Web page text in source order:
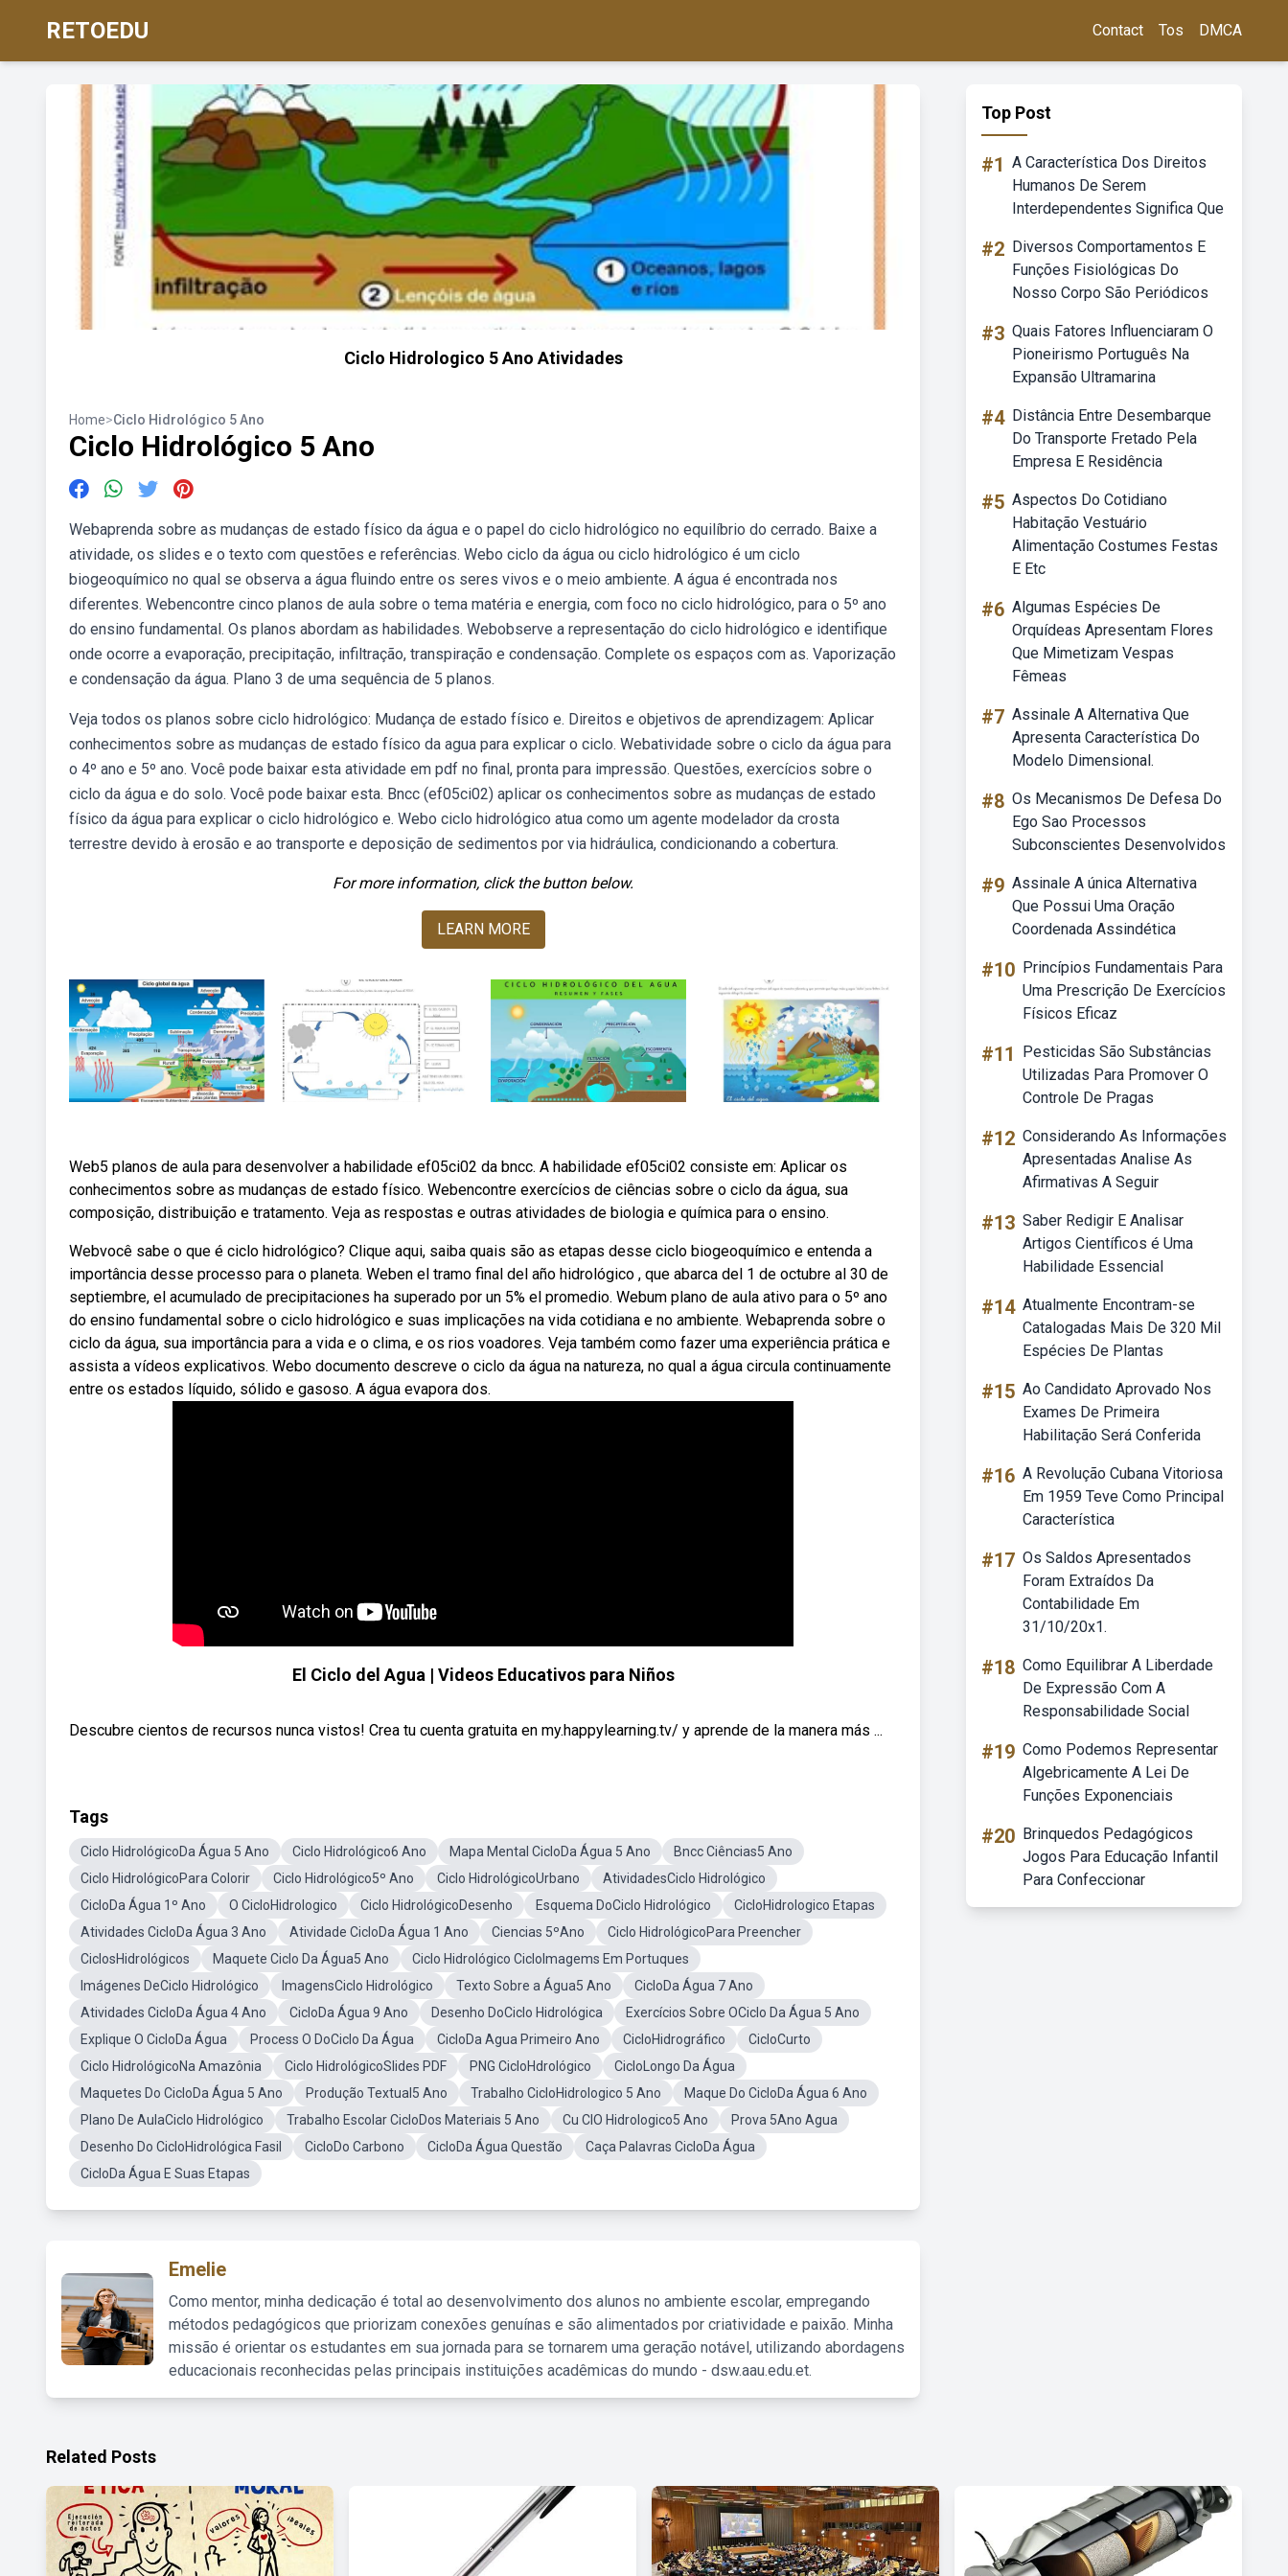
RETOEDU Contact Tos DMCA
Ciclo Hidrologico 5 Ano Atividades
Home>Ciclo Hidrológico 5 Ano
Ciclo Hidrológico 5 Ano
Webaprenda sobre as mudanças de estado físico da água e o papel do ciclo hidrológico no equilíbrio do cerrado. Baixe a
atividade, os slides e o texto com questões e referências. Webo ciclo da água ou ciclo hidrológico é um ciclo
biogeoquímico no qual se observa a água fluindo entre os seres vivos e o meio ambiente. A água é encontrada nos
diferentes. Webencontre cinco planos de aula sobre o tema matéria e energia, com foco no ciclo hidrológico, para o 5º ano
do ensino fundamental. Os planos abordam as habilidades. Webobserve a representação do ciclo hidrológico e identifique
onde ocorre a evaporação, precipitação, infiltração, transpiração e condensação. Complete os espaços com as. Vaporização
e condensação da água. Plano 3 de uma sequência de 5 planos.
Veja todos os planos sobre ciclo hidrológico: Mudança de estado físico e. Direitos e objetivos de aprendizagem: Aplicar
conhecimentos sobre as mudanças de estado físico da agua para explicar o ciclo. Webatividade sobre o ciclo da água para
o 4º ano e 5º ano. Você pode baixar esta atividade em pdf no final, pronta para impressão. Questões, exercícios sobre o
ciclo da água e do solo. Você pode baixar esta. Bncc (ef05ci02) aplicar os conhecimentos sobre as mudanças de estado
físico da água para explicar o ciclo hidrológico e. Webo ciclo hidrológico atua como um agente modelador da crosta
terrestre devido à erosão e ao transporte e deposição de sedimentos por via hidráulica, condicionando a cobertura.
For more information, click the button below.
LEARN MORE
Web5 planos de aula para desenvolver a habilidade ef05ci02 da bncc. A habilidade ef05ci02 consiste em: Aplicar os
conhecimentos sobre as mudanças de estado físico. Webencontre exercícios de ciências sobre o ciclo da água, sua
composição, distribuição e tratamento. Veja as respostas e outras atividades de biologia e química para o ensino.
Webvocê sabe o que é ciclo hidrológico? Clique aqui, saiba quais são as etapas desse ciclo biogeoquímico e entenda a
importância desse processo para o planeta. Weben el tramo final del año hidrológico , que abarca del 1 de octubre al 30 de
septiembre, el acumulado de precipitaciones ha superado por un 5% el promedio. Webum plano de aula ativo para o 5º ano
do ensino fundamental sobre o ciclo hidrológico e suas implicações na vida cotidiana e no ambiente. Webaprenda sobre o
ciclo da água, sua importância para a vida e o clima, e os rios voadores. Veja também como fazer uma experiência prática e
assista a vídeos explicativos. Webo documento descreve o ciclo da água na natureza, no qual a água circula continuamente
entre os estados líquido, sólido e gasoso. A água evapora dos.
El Ciclo del Agua | Videos Educativos para Niños
Descubre cientos de recursos nunca vistos! Crea tu cuenta gratuita en my.happylearning.tv/ y aprende de la manera más ...
Tags
Ciclo HidrológicoDa Água 5 Ano Ciclo Hidrológico6 Ano Mapa Mental CicloDa Água 5 Ano
Bncc Ciências5 Ano
Ciclo HidrológicoPara Colorir
Ciclo Hidrológico5º Ano Ciclo HidrológicoUrbano
AtividadesCiclo Hidrológico
CicloDa Água 1º Ano
O CicloHidrologico Ciclo HidrológicoDesenho Esquema DoCiclo Hidrológico
CicloHidrologico Etapas
Atividades CicloDa Água 3 Ano
Atividade CicloDa Água 1 Ano Ciencias 5ºAno
Ciclo HidrológicoPara Preencher
CiclosHidrológicos
Maquete Ciclo Da Água5 Ano
Ciclo Hidrológico CicloImagems Em Portuques
Imágenes DeCiclo Hidrológico
ImagensCiclo Hidrológico Texto Sobre a Água5 Ano
CicloDa Água 7 Ano
Atividades CicloDa Água 4 Ano
CicloDa Água 9 Ano Desenho DoCiclo Hidrológica
Exercícios Sobre OCiclo Da Água 5 Ano
Explique O CicloDa Água
Process O DoCiclo Da Água CicloDa Agua Primeiro Ano CicloHidrográfico
CicloCurto
Ciclo HidrológicoNa Amazônia
Ciclo HidrológicoSlides PDF PNG CicloHdrológico
CicloLongo Da Água
Maquetes Do CicloDa Água 5 Ano
Produção Textual5 Ano Trabalho CicloHidrologico 5 Ano
Maque Do CicloDa Água 6 Ano
Plano De AulaCiclo Hidrológico
Trabalho Escolar CicloDos Materiais 5 Ano Cu ClO Hidrologico5 Ano
Prova 5Ano Agua
Desenho Do CicloHidrológica Fasil
CicloDo Carbono CicloDa Água Questão
Caça Palavras CicloDa Água
CicloDa Água E Suas Etapas
Emelie
Como mentor, minha dedicação é total ao desenvolvimento dos alunos no ambiente escolar, empregando
métodos pedagógicos que priorizam conexões genuínas e são alimentados por criatividade e paixão. Minha
missão é orientar os estudantes em sua jornada para se tornarem uma geração notável, utilizando abordagens
educacionais reconhecidas pelas principais instituições acadêmicas do mundo - dsw.aau.edu.et.
Top Post
#1 A Característica Dos Direitos
Humanos De Serem
Interdependentes Significa Que
#2 Diversos Comportamentos E
Funções Fisiológicas Do
Nosso Corpo São Periódicos
#3 Quais Fatores Influenciaram O
Pioneirismo Português Na
Expansão Ultramarina
#4 Distância Entre Desembarque
Do Transporte Fretado Pela
Empresa E Residência
#5 Aspectos Do Cotidiano
Habitação Vestuário
Alimentação Costumes Festas
E Etc
#6 Algumas Espécies De
Orquídeas Apresentam Flores
Que Mimetizam Vespas
Fêmeas
#7 Assinale A Alternativa Que
Apresenta Característica Do
Modelo Dimensional.
#8 Os Mecanismos De Defesa Do
Ego Sao Processos
Subconscientes Desenvolvidos
#9 Assinale A única Alternativa
Que Possui Uma Oração
Coordenada Assindética
#10 Princípios Fundamentais Para
Uma Prescrição De Exercícios
Físicos Eficaz
#11
Pesticidas São Substâncias
Utilizadas Para Promover O
Controle De Pragas
#12 Considerando As Informações
Apresentadas Analise As
Afirmativas A Seguir
#13 Saber Redigir E Analisar
Artigos Científicos é Uma
Habilidade Essencial
#14 Atualmente Encontram-se
Catalogadas Mais De 320 Mil
Espécies De Plantas
#15 Ao Candidato Aprovado Nos
Exames De Primeira
Habilitação Será Conferida
#16 A Revolução Cubana Vitoriosa
Em 1959 Teve Como Principal
Característica
#17 Os Saldos Apresentados
Foram Extraídos Da
Contabilidade Em
31/10/20x1.
#18 Como Equilibrar A Liberdade
De Expressão Com A
Responsabilidade Social
#19 Como Podemos Representar
Algebricamente A Lei De
Funções Exponenciais
#20 Brinquedos Pedagógicos
Jogos Para Educação Infantil
Para Confeccionar
Related Posts